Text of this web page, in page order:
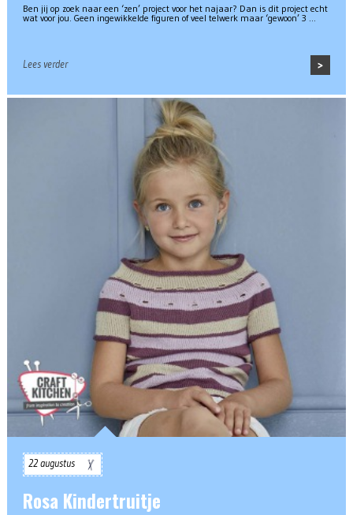
Ben jij op zoek naar een ‘zen’ project voor het najaar? Dan is dit project echt
wat voor jou. Geen ingewikkelde figuren of veel telwerk maar ‘gewoon’ 3 …
Lees verder
22 augustus
Rosa Kindertruitje